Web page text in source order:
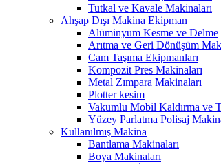
Tutkal ve Kavale Makinaları
Ahşap Dışı Makina Ekipman
Alüminyum Kesme ve Delme
Arıtma ve Geri Dönüşüm
Cam Taşıma Ekipmanları
Kompozit Pres Makinaları
Metal Zımpara Makinaları
Plotter kesim
Vakumlu Mobil Kaldırma ve
Yüzey Parlatma Polisaj
Kullanılmış Makina
Bantlama Makinaları
Boya Makinaları